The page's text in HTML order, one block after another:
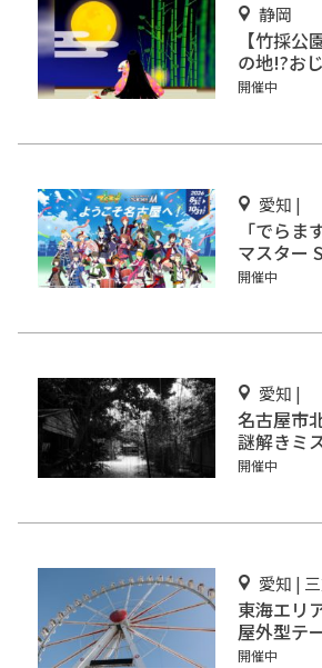
静岡
【竹採公
の地!?お
姫を見つ
開催中
愛知 |
「でら
マスター
古屋で開催
開催中
愛知 |
名古屋市
謎解きミ
「エモい
開催中
愛知 |
東海エリ
屋外型テ
積ランキ
開催中